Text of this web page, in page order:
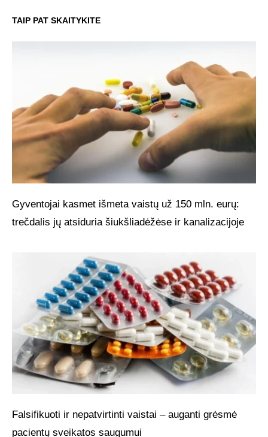
TAIP PAT SKAITYKITE
Gyventojai kasmet išmeta vaistų už 150 mln. eurų:
trečdalis jų atsiduria šiukšliadėžėse ir kanalizacijoje
Falsifikuoti ir nepatvirtinti vaistai – auganti grėsmė
pacientų sveikatos saugumui